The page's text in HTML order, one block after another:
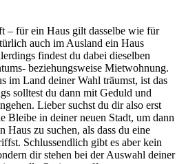
– für ein Haus gilt dasselbe wie für
auch im Ausland ein Haus
findest du dabei dieselben
beziehungsweise Mietwohnung.
im Land deiner Wahl träumst, ist das
solltest du dann mit Geduld und
Lieber suchst du dir also erst
Bleibe in deiner neuen Stadt, um dann
Haus zu suchen, als dass du eine
Schlussendlich gibt es aber kein
dir stehen bei der Auswahl deiner